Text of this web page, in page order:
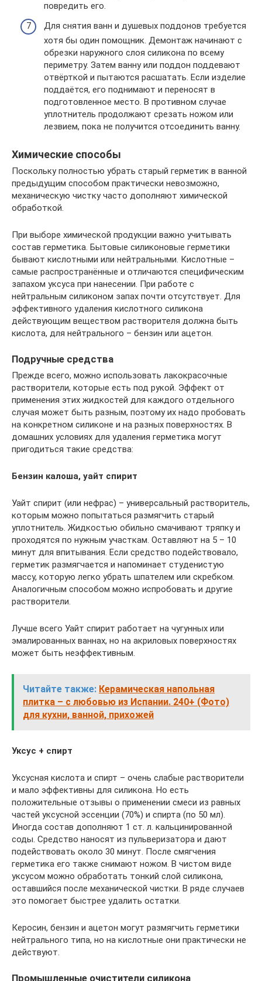
повредить его.
Для снятия ванн и душевых поддонов требуется
хотя бы один помощник. Демонтаж начинают с
обрезки наружного слоя силикона по всему
периметру. Затем ванну или поддон поддевают
отвёрткой и пытаются расшатать. Если изделие
поддаётся, его поднимают и переносят в
подготовленное место. В противном случае
уплотнитель продолжают срезать ножом или
лезвием, пока не получится отсоединить ванну.
Химические способы
Поскольку полностью убрать старый герметик в ванной
предыдущим способом практически невозможно,
механическую чистку часто дополняют химической
обработкой.
При выборе химической продукции важно учитывать
состав герметика. Бытовые силиконовые герметики
бывают кислотными или нейтральными. Кислотные –
самые распространённые и отличаются специфическим
запахом уксуса при нанесении. При работе с
нейтральным силиконом запах почти отсутствует. Для
эффективного удаления кислотного силикона
действующим веществом растворителя должна быть
кислота, для нейтрального – бензин или ацетон.
Подручные средства
Прежде всего, можно использовать лакокрасочные
растворители, которые есть под рукой. Эффект от
применения этих жидкостей для каждого отдельного
случая может быть разным, поэтому их надо пробовать
на конкретном силиконе и на разных поверхностях. В
домашних условиях для удаления герметика могут
пригодиться такие средства:
Бензин калоша, уайт спирит
Уайт спирит (или нефрас) – универсальный растворитель,
которым можно попытаться размягчить старый
уплотнитель. Жидкостью обильно смачивают тряпку и
проходятся по нужным участкам. Оставляют на 5 – 10
минут для впитывания. Если средство подействовало,
герметик размягчается и напоминает студенистую
массу, которую легко убрать шпателем или скребком.
Аналогичным способом можно испробовать и другие
растворители.
Лучше всего Уайт спирит работает на чугунных или
эмалированных ваннах, но на акриловых поверхностях
может быть неэффективным.
Читайте также: Керамическая напольная
плитка – с любовью из Испании. 240+ (Фото)
для кухни, ванной, прихожей
Уксус + спирт
Уксусная кислота и спирт – очень слабые растворители
и мало эффективны для силикона. Но есть
положительные отзывы о применении смеси из равных
частей уксусной эссенции (70%) и спирта (по 50 мл).
Иногда состав дополняют 1 ст. л. кальцинированной
соды. Средство наносят из пульверизатора и дают
подействовать около 30 минут. После смягчения
герметика его также снимают ножом. В чистом виде
уксусом можно обработать тонкий слой силикона,
оставшийся после механической чистки. В ряде случаев
это помогает быстрее удалить остатки.
Керосин, бензин и ацетон могут размягчить герметики
нейтрального типа, но на кислотные они практически не
действуют.
Промышленные очистители силикона